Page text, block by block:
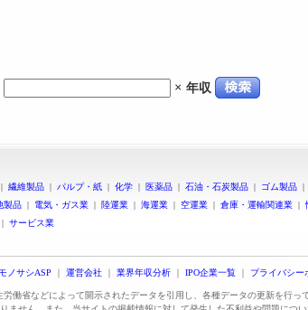
× 年収
| 繊維製品 | パルプ・紙 | 化学 | 医薬品 | 石油・石炭製品 | ゴム製品
製品 | 電気・ガス業 | 陸運業 | 海運業 | 空運業 | 倉庫・運輸関連業 |
| サービス業
ノサシASP ｜ 運営会社 ｜ 業界年収分析 ｜ IPO企業一覧 ｜ プライバシー
働省などによって開示されたデータを引用し、各種データの更新を行っ